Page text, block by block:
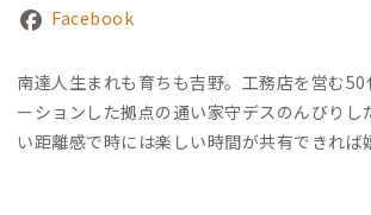
Facebook
南達人生まれも育ちも吉野。工務店を営む
ーションした拠点の通い家守デスのんびりし
い距離感で時には楽しい時間が共有できれば
英語が話せて好奇心旺盛デス！ぜひ出会い